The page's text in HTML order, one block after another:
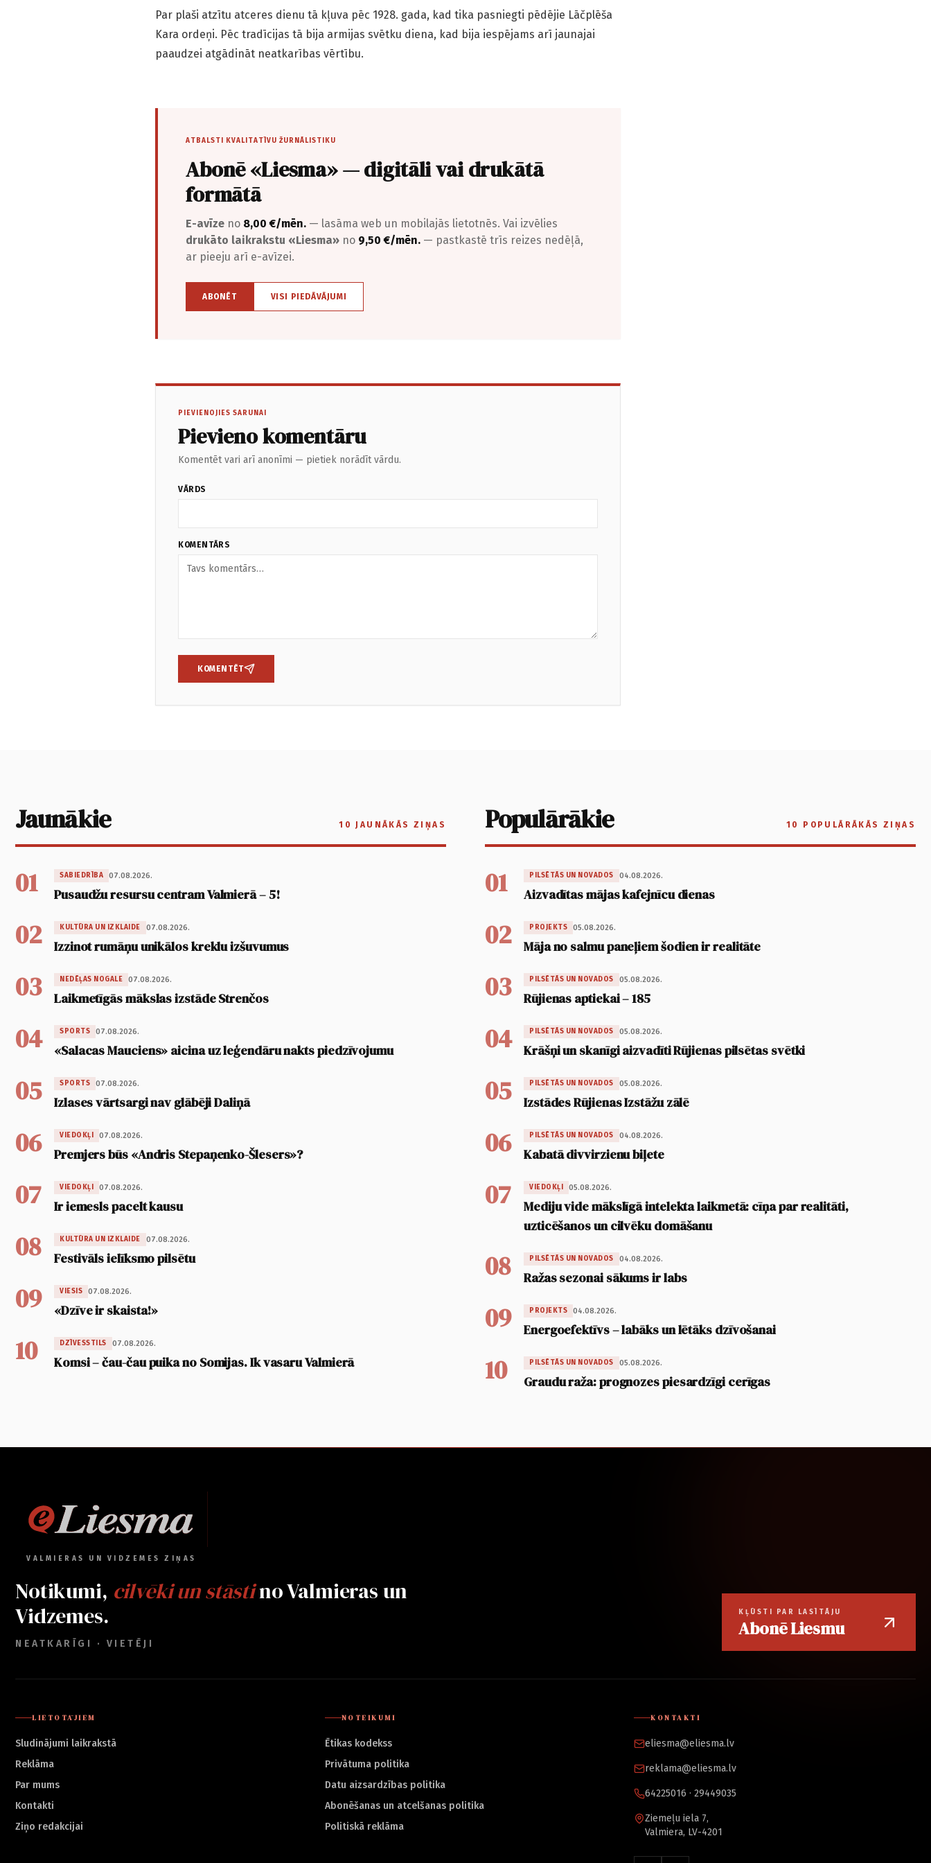
Par plaši atzītu atceres dienu tā kļuva pēc 1928. gada, kad tika pasniegti pēdējie Lāčplēša
Kara ordeņi. Pēc tradīcijas tā bija armijas svētku diena, kad bija iespējams arī jaunajai
paaudzei atgādināt neatkarības vērtību.
ATBALSTI KVALITATĪVU ŽURNĀLISTIKU
Abonē «Liesma» — digitāli vai drukātā
formātā
E-avīze no 8,00 €/mēn. — lasāma web un mobilajās lietotnēs. Vai izvēlies
drukāto laikrakstu «Liesma» no 9,50 €/mēn. — pastkastē trīs reizes nedēļā,
ar pieeju arī e-avīzei.
ABONĒT VISI PIEDĀVĀJUMI
PIEVIENOJIES SARUNAI
Pievieno komentāru
Komentēt vari arī anonīmi — pietiek norādīt vārdu.
VĀRDS
KOMENTĀRS
KOMENTĒT
Jaunākie 10 JAUNĀKĀS ZIŅAS
01 SABIEDRĪBA 07.08.2026.
Pusaudžu resursu centram Valmierā – 5!
02 KULTŪRA UN IZKLAIDE 07.08.2026.
Izzinot rumāņu unikālos kreklu izšuvumus
03 NEDĒĻAS NOGALE 07.08.2026.
Laikmetīgās mākslas izstāde Strenčos
04 SPORTS 07.08.2026.
«Salacas Mauciens» aicina uz leģendāru nakts piedzīvojumu
05 SPORTS 07.08.2026.
Izlases vārtsargi nav glābēji Daliņā
06 VIEDOKĻI 07.08.2026.
Premjers būs «Andris Stepaņenko-Šlesers»?
07 VIEDOKĻI 07.08.2026.
Ir iemesls pacelt kausu
08 KULTŪRA UN IZKLAIDE 07.08.2026.
Festivāls ielīksmo pilsētu
09 VIESIS 07.08.2026.
«Dzīve ir skaista!»
10 DZĪVESSTILS 07.08.2026.
Komsi – čau-čau puika no Somijas. Ik vasaru Valmierā
Populārākie 10 POPULĀRĀKĀS ZIŅAS
01 PILSĒTĀS UN NOVADOS 04.08.2026.
Aizvadītas mājas kafejnīcu dienas
02 PROJEKTS 05.08.2026.
Māja no salmu paneļiem šodien ir realitāte
03 PILSĒTĀS UN NOVADOS 05.08.2026.
Rūjienas aptiekai – 185
04 PILSĒTĀS UN NOVADOS 05.08.2026.
Krāšņi un skanīgi aizvadīti Rūjienas pilsētas svētki
05 PILSĒTĀS UN NOVADOS 05.08.2026.
Izstādes Rūjienas Izstāžu zālē
06 PILSĒTĀS UN NOVADOS 04.08.2026.
Kabatā divvirzienu biļete
07 VIEDOKĻI 05.08.2026.
Mediju vide mākslīgā intelekta laikmetā: cīņa par realitāti,
uzticēšanos un cilvēku domāšanu
08 PILSĒTĀS UN NOVADOS 04.08.2026.
Ražas sezonai sākums ir labs
09 PROJEKTS 04.08.2026.
Energoefektīvs – labāks un lētāks dzīvošanai
10 PILSĒTĀS UN NOVADOS 05.08.2026.
Graudu raža: prognozes piesardzīgi cerīgas
VALMIERAS UN VIDZEMES ZIŅAS
Notikumi, cilvēki un stāstino Valmieras un
Vidzemes.
NEATKARĪGI · VIETĒJI
KĻŪSTI PAR LASĪTĀJU
Abonē Liesmu
LIETOTĀJIEM
Sludinājumi laikrakstā
Reklāma
Par mums
Kontakti
Ziņo redakcijai
NOTEIKUMI
Ētikas kodekss
Privātuma politika
Datu aizsardzības politika
Abonēšanas un atcelšanas politika
Politiskā reklāma
KONTAKTI
eliesma@eliesma.lv
reklama@eliesma.lv
64225016 · 29449035
Ziemeļu iela 7,
Valmiera, LV-4201